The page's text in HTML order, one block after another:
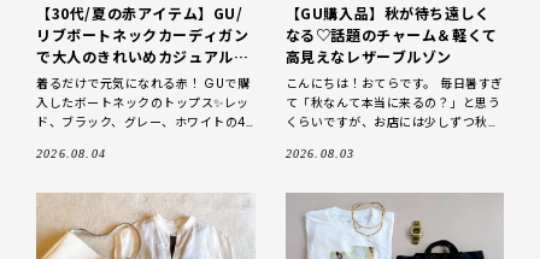
【30代/夏の赤アイテム】GU/
リブボートネックカーディガン
で大人のきれいめカジュアルコ
ーデ
着るだけで元気になれる赤！ GUで購
入したボートネックのトップス✨レッ
ド、ブラック、グレー、ホワイトの4
が、私はこのパキッとした赤に惹かれ
2026.08.04
【GU購入品】秋が待ち遠しく
なる♡話題のチャーム＆軽くて
高見えなレザーブルゾン
こんにちは！おてらです。 毎日暑すぎ
て「秋なんて本当に来るの？」と思う
くらいですが、お店には少しずつ秋物
目惚れしたチャームとずっと探してい
2026.08.03